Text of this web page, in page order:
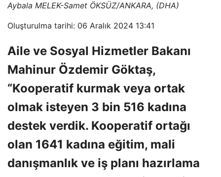
Aybala MELEK-Samet ÖKSÜZ/ANKARA, (DHA)
Oluşturulma tarihi: 06 Aralık 2024 13:41
Aile ve Sosyal Hizmetler Bakanı
Mahinur Özdemir Göktaş,
“Kooperatif kurmak veya ortak
olmak isteyen 3 bin 516 kadına
destek verdik. Kooperatif ortağı
olan 1641 kadına eğitim, mali
danışmanlık ve iş planı hazırlama